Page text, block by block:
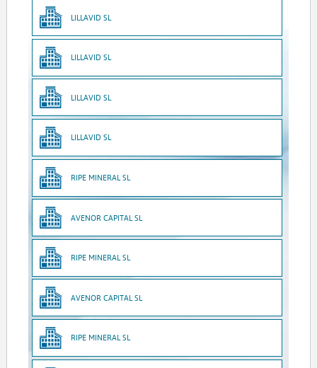
LILLAVID SL
LILLAVID SL
LILLAVID SL
LILLAVID SL
RIPE MINERAL SL
AVENOR CAPITAL SL
RIPE MINERAL SL
AVENOR CAPITAL SL
RIPE MINERAL SL